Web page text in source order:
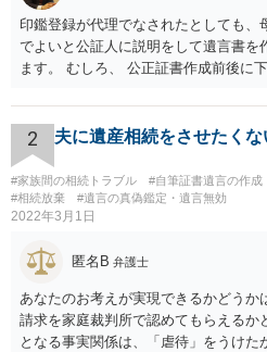
印鑑登録が代理でなされたとしても、
でよいと公証人に説明をして遺言書を
ます。 むしろ、 公正証書作成前後に
月に携帯が新しくなった母からの第一
「面会に来てくれ」で、長男に聞く
話の使い方を教える為に会っている
電話が切れました。その後の電話でも
にチップが埋められている」等、おか
録、介護認定の資料、介護記録を取得
2 夫に遺産相続をさせたくな
#家族間の相続トラブル #自筆証書遺言の作成
#相続放棄
#遺言の真偽鑑定・遺言無効
2022年3月1日
匿名B 弁護士
あなたのお考えが実現できるかどうか
請求を家庭裁判所で認めてもらえるか
となる事実関係は、「虐待」をうけ